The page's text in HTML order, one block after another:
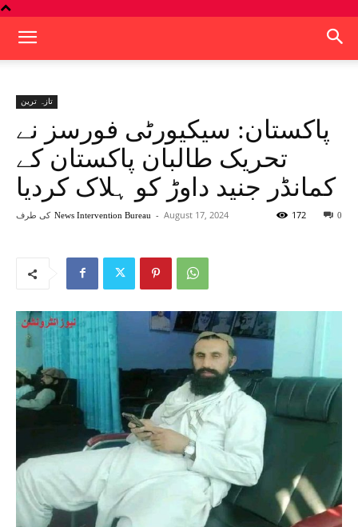
تازہ ترین
پاکستان: سیکیورٹی فورسز نے
تحریک طالبان پاکستان کے
کمانڈر جنید داوڑ کو ہلاک کردیا
کی طرف News Intervention Bureau - August 17, 2024 0
172